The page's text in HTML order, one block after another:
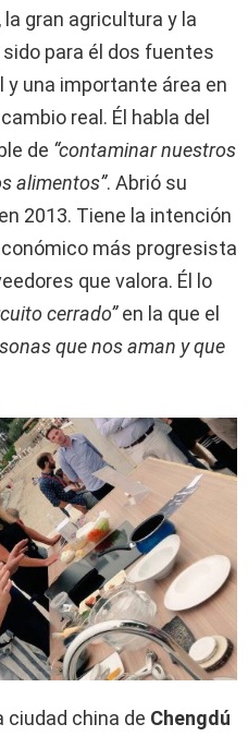
gran agricultura y la
para él dos fuentes
una importante área en
real. Él habla del
de “contaminar nuestros
alimentos”. Abrió su
2013. Tiene la intención
más progresista
que valora. Él lo
cerrado”en la que el
que nos aman y que
ciudad china de Chengdú